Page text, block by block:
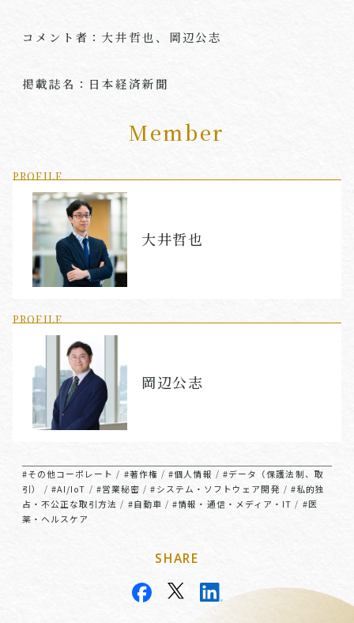
コメント者：大井哲也、岡辺公志
掲載誌名：日本経済新聞
Member
PROFILE
大井哲也
PROFILE
岡辺公志
#その他コーポレート / #著作権 /#個人情報 / #データ（保護法制、取
引）
/ #AI/IoT / #営業秘密 /#システム・ソフトウェア開発 / #私的独
占・不公正な取引方法 / #自動車 /#情報・通信・メディア・IT / #医
薬・ヘルスケア
SHARE